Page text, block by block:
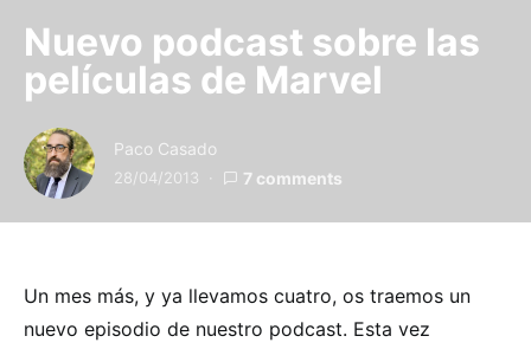
Nuevo podcast sobre las
películas de Marvel
Paco Casado
28/04/2013 7 comments
Un mes más, y ya llevamos cuatro, os traemos un
nuevo episodio de nuestro podcast. Esta vez